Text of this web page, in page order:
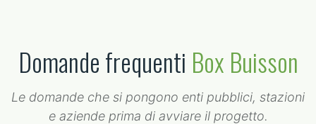
Domande frequenti Box Buisson
Le domande che si pongono enti pubblici, stazioni
e aziende prima di avviare il progetto.